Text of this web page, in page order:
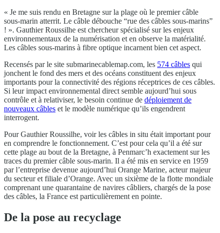
« Je me suis rendu en Bretagne sur la plage où le premier câble
sous-marin atterrit. Le câble débouche “rue des câbles sous-marins”
! ». Gauthier Roussilhe est chercheur spécialisé sur les enjeux
environnementaux de la numérisation et en observe la matérialité.
Les câbles sous-marins à fibre optique incarnent bien cet aspect.
Recensés par le site submarinecablemap.com, les 574 câbles qui
jonchent le fond des mers et des océans constituent des enjeux
importants pour la connectivité des régions réceptrices de ces câbles.
Si leur impact environnemental direct semble aujourd’hui sous
contrôle et à relativiser, le besoin continue de déploiement de
nouveaux câbles et le modèle numérique qu’ils engendrent
interrogent.
Pour Gauthier Roussilhe, voir les câbles in situ était important pour
en comprendre le fonctionnement. C’est pour cela qu’il a été sur
cette plage au bout de la Bretagne, à Penmarc’h exactement sur les
traces du premier câble sous-marin. Il a été mis en service en 1959
par l’entreprise devenue aujourd’hui Orange Marine, acteur majeur
du secteur et filiale d’Orange. Avec un sixième de la flotte mondiale
comprenant une quarantaine de navires câbliers, chargés de la pose
des câbles, la France est particulièrement en pointe.
De la pose au recyclage